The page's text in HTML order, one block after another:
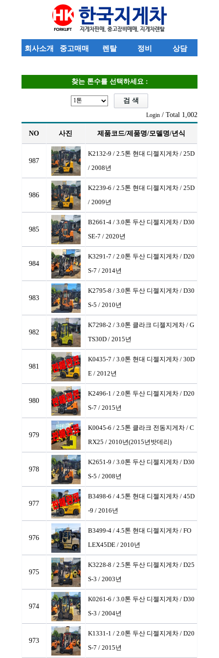
회사소개 중고매매 렌탈 정비 상담
찾는 톤수를 선택하세요 :
Login / Total 1,002
NO 사진 제품코드/제품명/모델명/년식
987
K2132-9 / 2.5톤 현대 디젤지게차 / 25D
/ 2008년
986
K2239-6 / 2.5톤 현대 디젤지게차 / 25D
/ 2009년
985
B2661-4 / 3.0톤 두산 디젤지게차 / D30
SE-7 / 2020년
984
K3291-7 / 2.0톤 두산 디젤지게차 / D20
S-7 / 2014년
983
K2795-8 / 3.0톤 두산 디젤지게차 / D30
S-5 / 2010년
982
K7298-2 / 3.0톤 클라크 디젤지게차 / G
TS30D / 2015년
981
K0435-7 / 3.0톤 현대 디젤지게차 / 30D
E / 2012년
980
K2496-1 / 2.0톤 두산 디젤지게차 / D20
S-7 / 2015년
979
K0045-6 / 2.5톤 클라크 전동지게차 / C
RX25 / 2010년(2015년밧데리)
978
K2651-9 / 3.0톤 두산 디젤지게차 / D30
S-5 / 2008년
977
B3498-6 / 4.5톤 현대 디젤지게차 / 45D
-9 / 2016년
976
B3499-4 / 4.5톤 현대 디젤지게차 / FO
LEX45DE / 2010년
975
K3228-8 / 2.5톤 두산 디젤지게차 / D25
S-3 / 2003년
974
K0261-6 / 3.0톤 두산 디젤지게차 / D30
S-3 / 2004년
973
K1331-1 / 2.0톤 두산 디젤지게차 / D20
S-7 / 2015년